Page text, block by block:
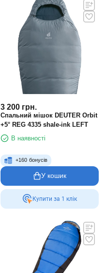
3 200 грн.
Спальний мішок DEUTER Orbit
+5° REG 4335 shale-ink LEFT
В наявності
+160 бонусів
У кошик
Купити за 1 клiк